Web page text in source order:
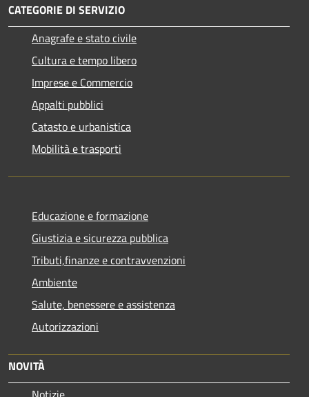
CATEGORIE DI SERVIZIO
Anagrafe e stato civile
Cultura e tempo libero
Imprese e Commercio
Appalti pubblici
Catasto e urbanistica
Mobilità e trasporti
Educazione e formazione
Giustizia e sicurezza pubblica
Tributi,finanze e contravvenzioni
Ambiente
Salute, benessere e assistenza
Autorizzazioni
NOVITÀ